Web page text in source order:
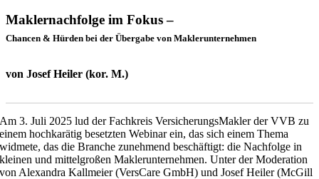
Maklernachfolge im Fokus –
Chancen & Hürden bei der Übergabe von Maklerunternehmen
von Josef Heiler (kor. M.)
Am 3. Juli 2025 lud der Fachkreis VersicherungsMakler der VVB zu
einem hochkarätig besetzten Webinar ein, das sich einem Thema
widmete, das die Branche zunehmend beschäftigt: die Nachfolge in
kleinen und mittelgroßen Maklerunternehmen. Unter der Moderation
von Alexandra Kallmeier (VersCare GmbH) und Josef Heiler (McGill